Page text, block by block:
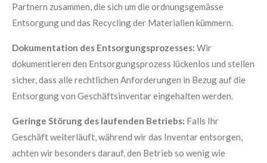
Partnern zusammen, die sich um die ordnungsgemässe
Entsorgung und das Recycling der Materialien kümmern.
Dokumentation des Entsorgungsprozesses: Wir
dokumentieren den Entsorgungsprozess lückenlos und stellen
sicher, dass alle rechtlichen Anforderungen in Bezug auf die
Entsorgung von Geschäftsinventar eingehalten werden.
Geringe Störung des laufenden Betriebs: Falls Ihr
Geschäft weiterläuft, während wir das Inventar entsorgen,
achten wir besonders darauf, den Betrieb so wenig wie